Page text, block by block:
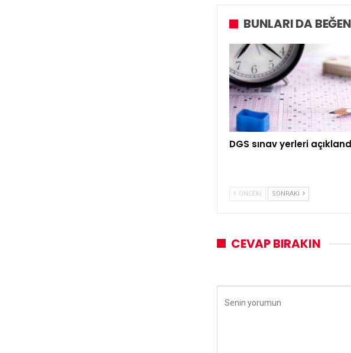
BUNLARI DA
DGS sınav yerleri
ÖNCEKI SONRAKI
CEVAP BIRAKIN